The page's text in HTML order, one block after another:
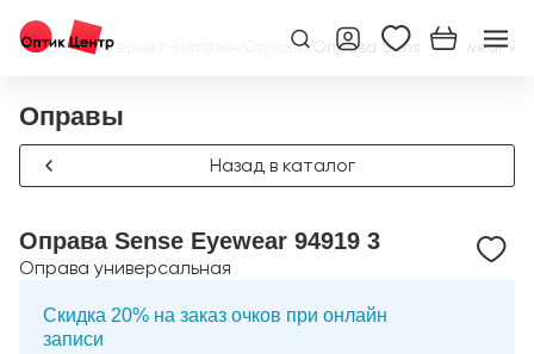
Главная/Интернет-магазин Оправы/Оправа Sense Eyewear
Оправы
Назад в каталог
Оправа Sense Eyewear 94919 3
Оправа универсальная
Скидка 20% на заказ очков при онлайн
записи